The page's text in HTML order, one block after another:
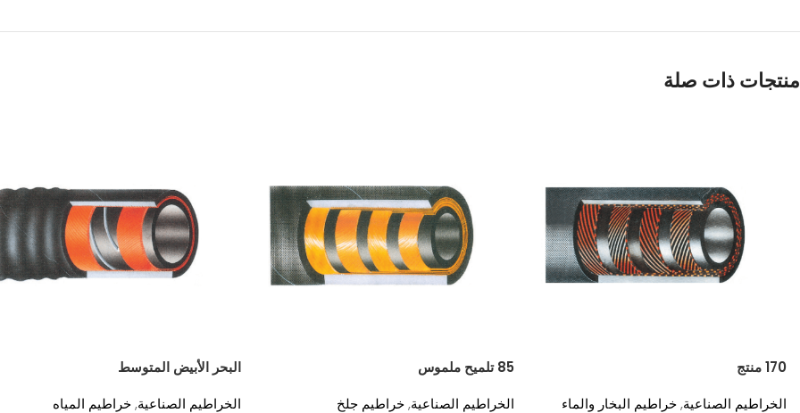
منتجات ذات صلة
170 منتج
الخراطيم الصناعية,خراطيم البخار والماء
85 تلميح ملموس
الخراطيم الصناعية, خراطيم جلخ
البحر الأبيض المتوسط
الخراطيم الصناعية,خراطيم المياه